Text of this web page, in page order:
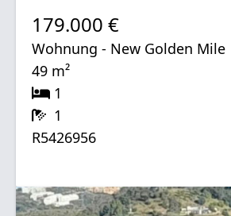
179.000 €
Wohnung - New Golden Mile
49 m²
1
1
R5426956